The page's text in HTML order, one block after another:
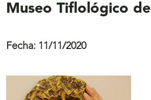
Museo Tiflológico
Fecha: 11/11/2020